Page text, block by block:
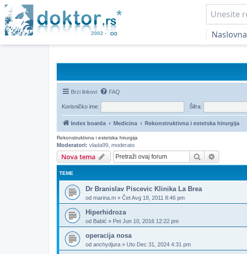
Naslovna
Brzi linkovi FAQ
Korisničko ime: Šifra:
Index boarda Medicina Rekonstruktivna i estetska hirurgija
Rekonstruktivna i estetska hirurgija
Moderatori: vlada99 moderato
Nova tema Pretraga
TEME
Dr Branislav Piscevic Klinika La Brea
od marina.m » Čet Avg 18, 2011 8:46 pm
Hiperhidroza
od Babić » Pet Jun 10, 2016 12:22 pm
operacija nosa
od anchydjura » Uto Dec 31, 2024 4:31 pm